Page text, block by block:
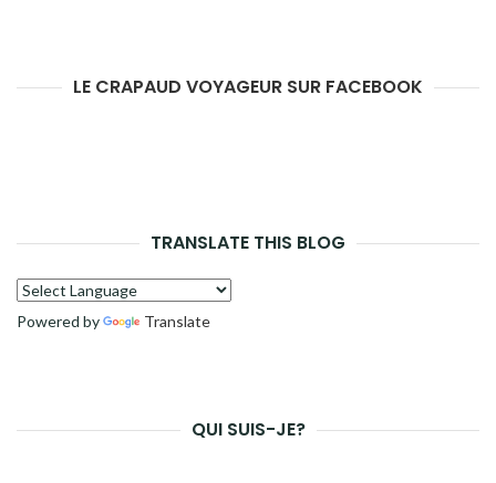
LE CRAPAUD VOYAGEUR SUR FACEBOOK
TRANSLATE THIS BLOG
Powered by Translate
QUI SUIS-JE?